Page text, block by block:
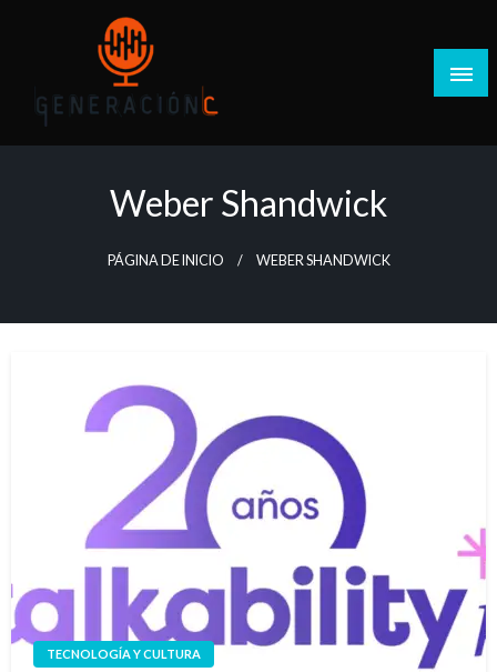
Weber Shandwick
PÁGINA DE INICIO WEBER SHANDWICK
TECNOLOGÍA Y CULTURA